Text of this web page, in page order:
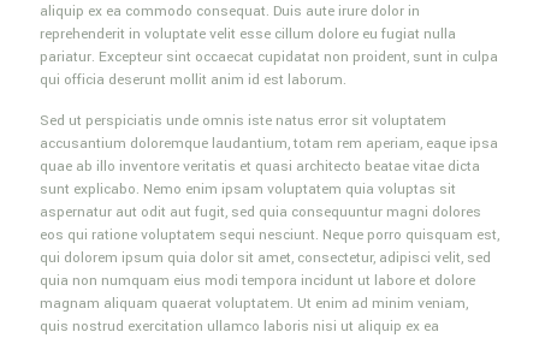
aliquip ex ea commodo consequat. Duis aute irure dolor in
reprehenderit in voluptate velit esse cillum dolore eu fugiat nulla
pariatur. Excepteur sint occaecat cupidatat non proident, sunt in culpa
qui officia deserunt mollit anim id est laborum.
Sed ut perspiciatis unde omnis iste natus error sit voluptatem
accusantium doloremque laudantium, totam rem aperiam, eaque ipsa
quae ab illo inventore veritatis et quasi architecto beatae vitae dicta
sunt explicabo. Nemo enim ipsam voluptatem quia voluptas sit
aspernatur aut odit aut fugit, sed quia consequuntur magni dolores
eos qui ratione voluptatem sequi nesciunt. Neque porro quisquam est,
qui dolorem ipsum quia dolor sit amet, consectetur, adipisci velit, sed
quia non numquam eius modi tempora incidunt ut labore et dolore
magnam aliquam quaerat voluptatem. Ut enim ad minim veniam,
quis nostrud exercitation ullamco laboris nisi ut aliquip ex ea